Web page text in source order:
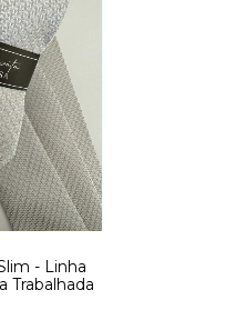
- Linha
Trabalhada